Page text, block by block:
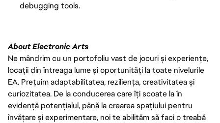
debugging tools.
About Electronic Arts
Ne mândrim cu un portofoliu vast de jocuri și experiențe,
locații din întreaga lume și oportunități la toate nivelurile
EA. Prețuim adaptabilitatea, reziliența, creativitatea și
curiozitatea. De la conducerea care îți scoate la în
evidență potențialul, până la crearea spațiului pentru
învățare și experimentare, noi te abilităm să faci o treabă